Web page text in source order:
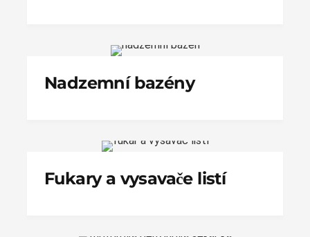
Nadzemní bazény
Fukary a vysavače listí